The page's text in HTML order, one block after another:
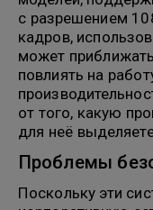
с разрешением
кадров,
может
повлиять на
от того, какую
для неё
Проблемы
Поскольку эти